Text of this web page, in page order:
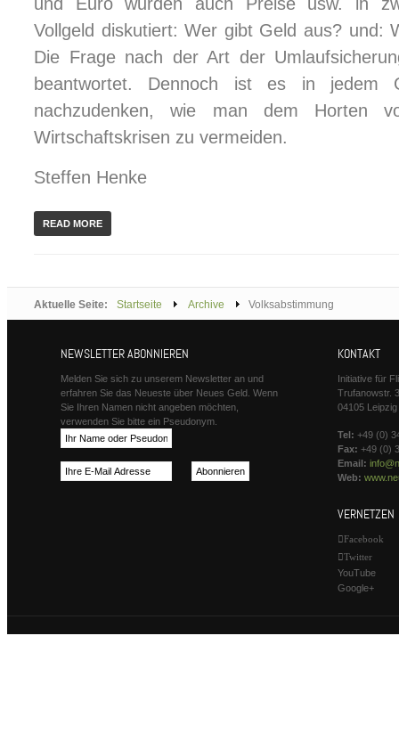
Vollgeld diskutiert: Wer gibt Geld aus? und:
Die Frage nach der Art der
beantwortet. Dennoch ist es in jedem
nachzudenken, wie man dem Horten
Wirtschaftskrisen zu vermeiden.
Steffen Henke
READ MORE
Aktuelle Seite: Startseite Archive Volksabstimmung
NEWSLETTER ABONNIEREN
Melden Sie sich zu unserem Newsletter an und
erfahren Sie das Neueste über Neues Geld. Wenn
Sie Ihren Namen nicht angeben möchten,
verwenden Sie bitte ein Pseudonym.
KONTAKT
Initiative für
Trufanowstr.
04105 Leipzig
Tel: +49 (0)
Fax: +49 (0)
Email:
Web:
VERNETZEN
Facebook
Twitter
YouTube
Google+